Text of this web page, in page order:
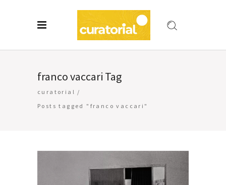
franco vaccari Tag
curatorial /
Posts tagged "franco vaccari"